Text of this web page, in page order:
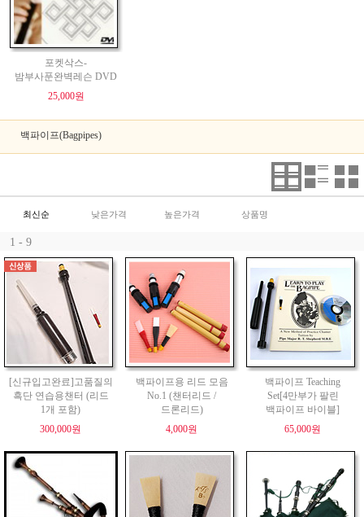
포켓삭스-
밤부사푼완벽레슨 DVD
25,000원
백파이프(Bagpipes)
최신순 낮은가격 높은가격 상품명
1 - 9
[신규입고완료]고품질의
흑단 연습용챈터 (리드
1개 포함)
300,000원
백파이프용 리드 모음
No.1 (챈터리드 /
드론리드)
4,000원
백파이프 Teaching
Set[4만부가 팔린
백파이프 바이블]
65,000원